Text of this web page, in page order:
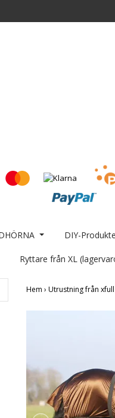
DIY-
Ryttare från XL
Hem › Utrustning från